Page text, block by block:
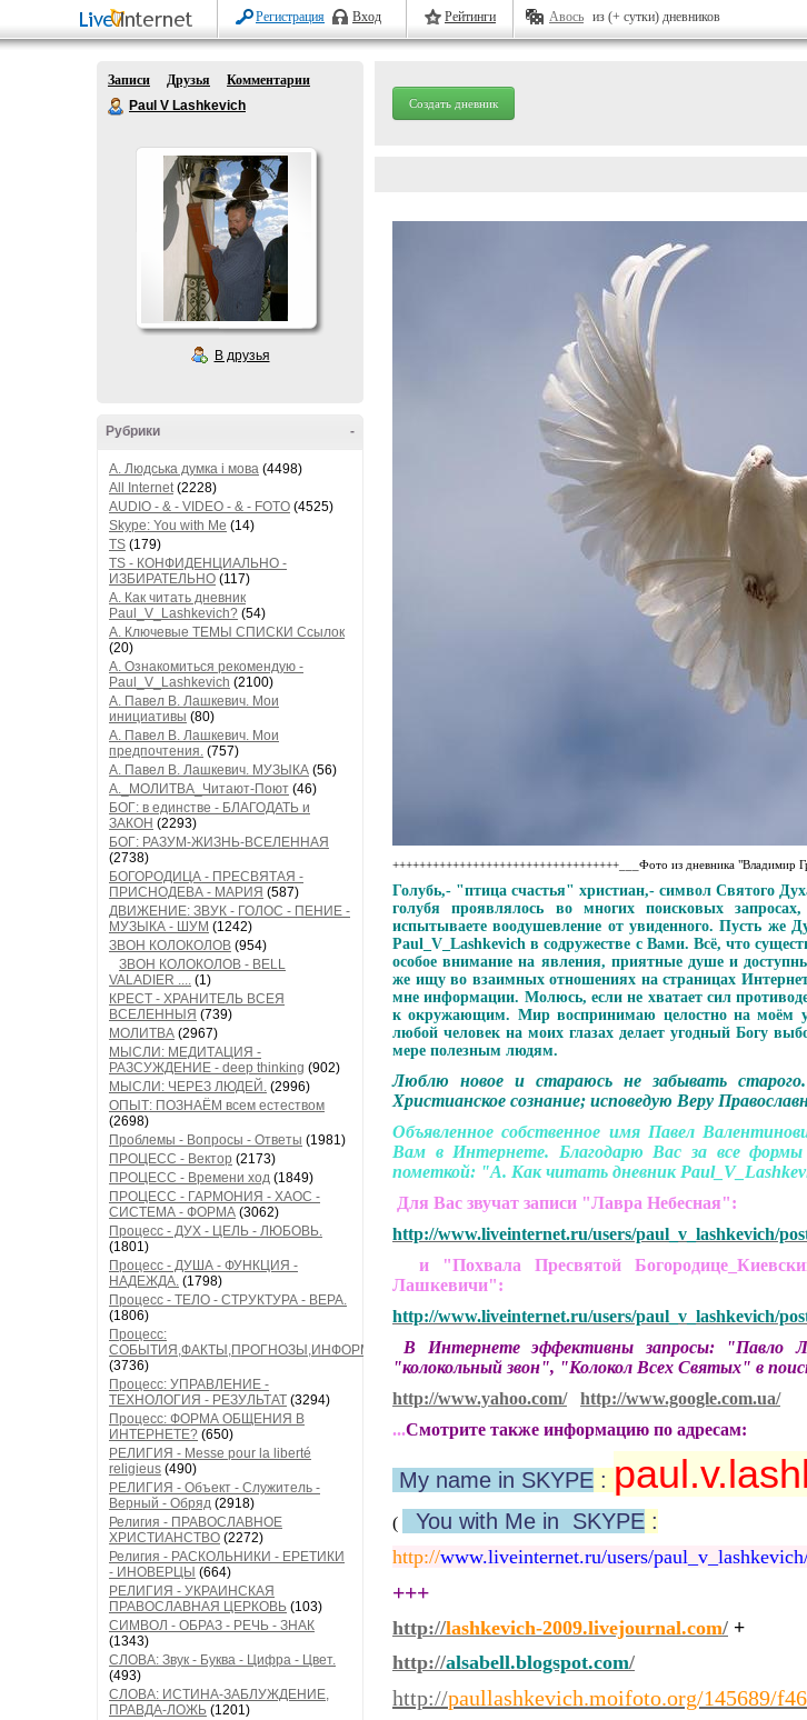
Регистрация Вход Рейтинги Авось из (+ сутки) дневников
Записи Друзья
Комментарии
Paul V Lashkevich
В друзья
-
Рубрики
A. Людська думка і мова (4498)
All Internet(2228)
AUDIO - & - VIDEO - & - FOTO (4525)
Skype: You with Me (14)
TS (179)
TS - КОНФИДЕНЦИАЛЬНО -
ИЗБИРАТЕЛЬНО (117)
А. Как читать дневник
Paul_V_Lashkevich? (54)
А. Ключевые ТЕМЫ СПИСКИ Ссылок
(20)
А. Ознакомиться рекомендую -
Paul_V_Lashkevich (2100)
А. Павел В. Лашкевич. Мои
инициативы (80)
А. Павел В. Лашкевич. Мои
предпочтения. (757)
А. Павел В. Лашкевич. МУЗЫКА (56)
А._МОЛИТВА_Читают-Поют (46)
БОГ: в единстве - БЛАГОДАТЬ и
ЗАКОН (2293)
БОГ: РАЗУМ-ЖИЗНЬ-ВСЕЛЕННАЯ
(2738)
БОГОРОДИЦА - ПРЕСВЯТАЯ -
ПРИСНОДЕВА - МАРИЯ (587)
ДВИЖЕНИЕ: ЗВУК - ГОЛОС - ПЕНИЕ -
МУЗЫКА - ШУМ (1242)
ЗВОН КОЛОКОЛОВ (954)
ЗВОН КОЛОКОЛОВ - BELL
VALADIER .... (1)
КРЕСТ - ХРАНИТЕЛЬ ВСЕЯ
ВСЕЛЕННЫЯ (739)
МОЛИТВА (2967)
МЫСЛИ: МЕДИТАЦИЯ -
РАЗСУЖДЕНИЕ - deep thinking (902)
МЫСЛИ: ЧЕРЕЗ ЛЮДЕЙ. (2996)
ОПЫТ: ПОЗНАЁМ всем естеством
(2698)
Проблемы - Вопросы - Ответы (1981)
ПРОЦЕСС - Вектор (2173)
ПРОЦЕСС - Времени ход (1849)
ПРОЦЕСС - ГАРМОНИЯ - ХАОС -
СИСТЕМА - ФОРМА (3062)
Процесс - ДУХ - ЦЕЛЬ - ЛЮБОВЬ.
(1801)
Процесс - ДУША - ФУНКЦИЯ -
НАДЕЖДА. (1798)
Процесс - ТЕЛО - СТРУКТУРА - ВЕРА.
(1806)
Процесс:
СОБЫТИЯ,ФАКТЫ,ПРОГНОЗЫ,ИНФОРМАЦИЯ
(3736)
Процесс: УПРАВЛЕНИЕ -
ТЕХНОЛОГИЯ - РЕЗУЛЬТАТ (3294)
Процесс: ФОРМА ОБЩЕНИЯ В
ИНТЕРНЕТЕ? (650)
РЕЛИГИЯ - Messe pour la liberté
religieus (490)
РЕЛИГИЯ - Объект - Служитель -
Верный - Обряд (2918)
Религия - ПРАВОСЛАВНОЕ
ХРИСТИАНСТВО (2272)
Религия - РАСКОЛЬНИКИ - ЕРЕТИКИ
- ИНОВЕРЦЫ (664)
РЕЛИГИЯ - УКРАИНСКАЯ
ПРАВОСЛАВНАЯ ЦЕРКОВЬ (103)
СИМВОЛ - ОБРАЗ - РЕЧЬ - ЗНАК
(1343)
СЛОВА: Звук - Буква - Цифра - Цвет.
(493)
СЛОВА: ИСТИНА-ЗАБЛУЖДЕНИЕ,
ПРАВДА-ЛОЖЬ (1201)
Создать дневник
++++++++++++++++++++++++++++++++++___Фото из дневника "Владимир
Голубь,- "птица счастья" христиан,- символ Святого
голубя проявлялось во многих поисковых
испытываете воодушевление от увиденного. Пусть
Paul_V_Lashkevich в содружестве с Вами. Всё, что
особое внимание на явления, приятные душе и
же ищу во взаимных отношениях на страницах
мне информации. Молюсь, если не хватает сил
к окружающим. Мир воспринимаю целостно на моём
любой человек на моих глазах делает угодный Богу
мере полезным людям.
Люблю новое и стараюсь не забывать старого.
Христианское сознание; исповедую Веру
Объявленное собственное имя Павел
Вам в Интернете. Благодарю Вас за все
пометкой: "А. Как читать дневник
Для Вас звучат записи "Лавра Небесная":
http://www.liveinternet.ru/users/paul_v_lashkevich/
и "Похвала Пресвятой
Лашкевичи":
http://www.liveinternet.ru/users/paul_v_lashkevich/
В Интернете эффективны запросы: "Павло
"колокольный звон", "Колокол Всех Святых" в
http://www.yahoo.com/
http://www.google.com.ua/
...Смотрите также информацию по адресам:
My name in SKYPE :
( You with Me in SKYPE :
http://www.liveinternet.ru/users/
+++
http://lashkevich-2009.livejournal.com/ +
http://alsabell.blogspot.com/
http://paullashkevich.moifoto.org/145689/